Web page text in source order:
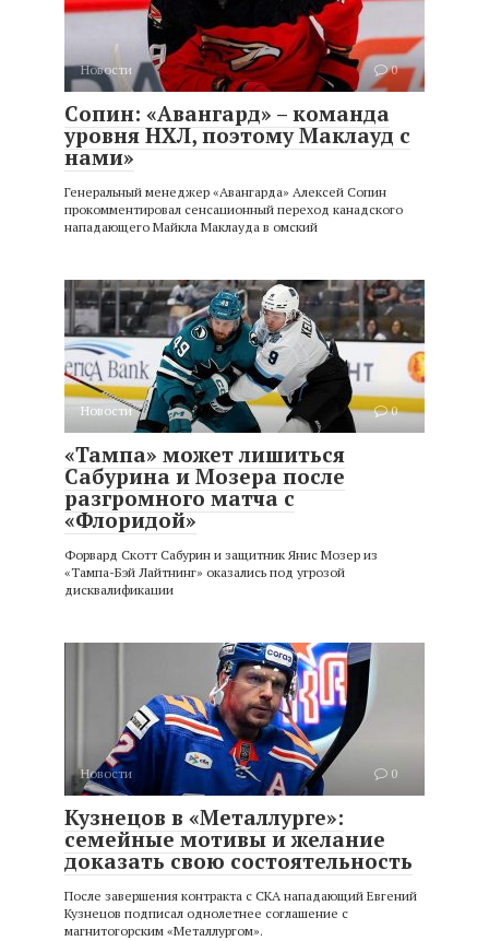
Новости 0
Сопин: «Авангард» – команда
уровня НХЛ, поэтому Маклауд с
нами»
Генеральный менеджер «Авангарда» Алексей Сопин
прокомментировал сенсационный переход канадского
нападающего Майкла Маклауда в омский
Новости 0
«Тампа» может лишиться
Сабурина и Мозера после
разгромного матча с
«Флоридой»
Форвард Скотт Сабурин и защитник Янис Мозер из
«Тампа-Бэй Лайтнинг» оказались под угрозой
дисквалификации
Новости 0
Кузнецов в «Металлурге»:
семейные мотивы и желание
доказать свою состоятельность
После завершения контракта с СКА нападающий Евгений
Кузнецов подписал однолетнее соглашение с
магнитогорским «Металлургом».